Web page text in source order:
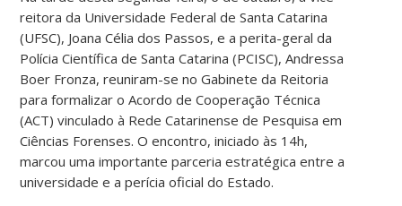
reitora da Universidade Federal de Santa Catarina
(UFSC), Joana Célia dos Passos, e a perita-geral da
Polícia Científica de Santa Catarina (PCISC), Andressa
Boer Fronza, reuniram-se no Gabinete da Reitoria
para formalizar o Acordo de Cooperação Técnica
(ACT) vinculado à Rede Catarinense de Pesquisa em
Ciências Forenses. O encontro, iniciado às 14h,
marcou uma importante parceria estratégica entre a
universidade e a perícia oficial do Estado.